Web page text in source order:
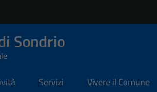
Sondrio
Servizi Vivere il Comune